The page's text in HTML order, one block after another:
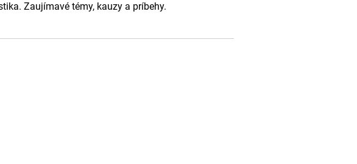
Zaujímavé témy, kauzy a príbehy.